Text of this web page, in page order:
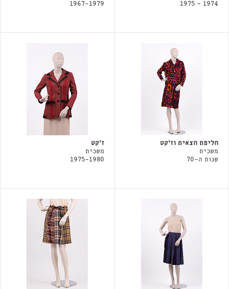
1974 - 1975
1967-1979
חליפת חצאית וז'קט
משכית
שנות ה-70
ז׳קט
משכית
1975-1980